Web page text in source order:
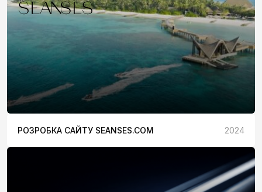
РОЗРОБКА САЙТУ SEANSES.COM 2024